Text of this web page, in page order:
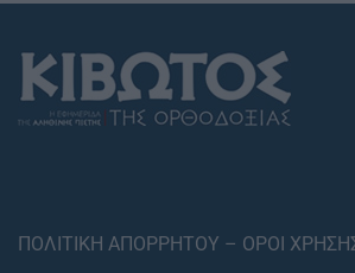
ΠΟΛΙΤΙΚΗ ΑΠΟΡΡΗΤΟΥ – ΟΡΟΙ